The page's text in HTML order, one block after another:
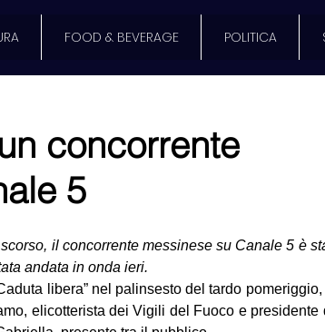
FOOD & BEVERAGE POLITICA
concorrente
5
il concorrente messinese su Canale 5 è
andata in onda ieri.